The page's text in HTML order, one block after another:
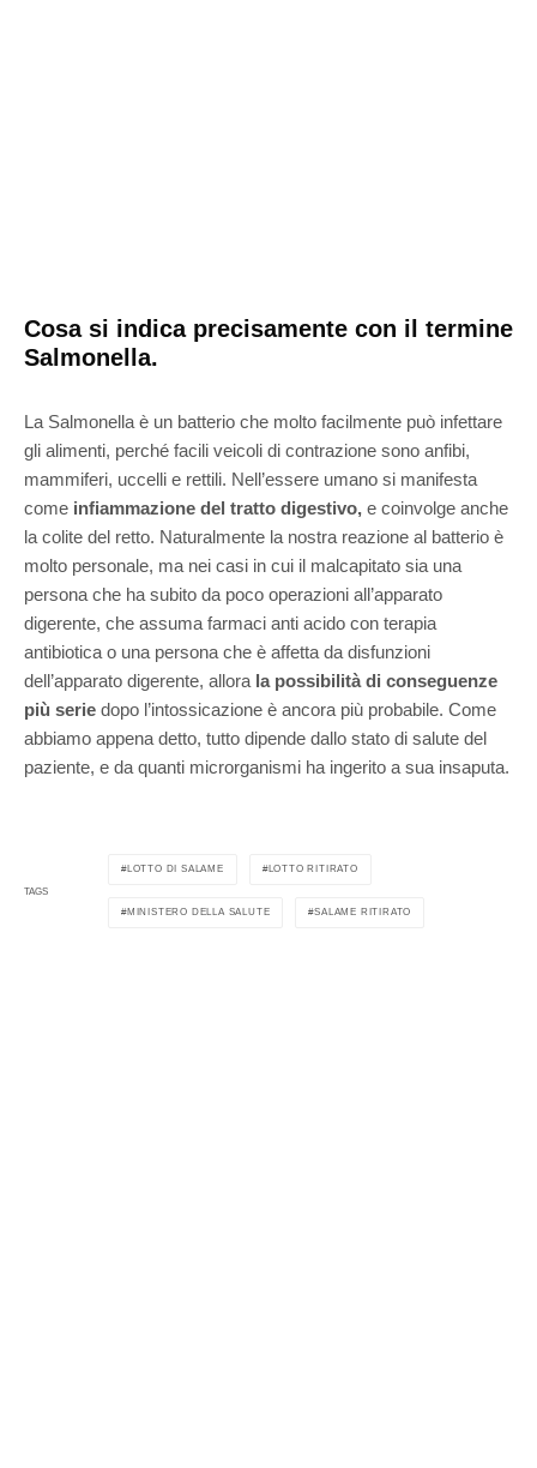
Cosa si indica precisamente con il termine
Salmonella.
La Salmonella è un batterio che molto facilmente può infettare
gli alimenti, perché facili veicoli di contrazione sono anfibi,
mammiferi, uccelli e rettili. Nell’essere umano si manifesta
come infiammazione del tratto digestivo, e coinvolge anche
la colite del retto. Naturalmente la nostra reazione al batterio è
molto personale, ma nei casi in cui il malcapitato sia una
persona che ha subito da poco operazioni all’apparato
digerente, che assuma farmaci anti acido con terapia
antibiotica o una persona che è affetta da disfunzioni
dell’apparato digerente, allora la possibilità di conseguenze
più serie dopo l’intossicazione è ancora più probabile. Come
abbiamo appena detto, tutto dipende dallo stato di salute del
paziente, e da quanti microrganismi ha ingerito a sua insaputa.
TAGS
LOTTO DI SALAME LOTTO RITIRATO
MINISTERO DELLA SALUTE SALAME RITIRATO